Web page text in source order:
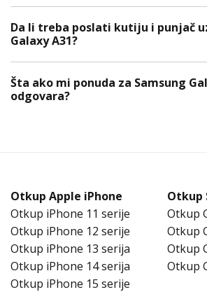
Da li treba poslati kutiju i punjač
Galaxy A31?
Šta ako mi ponuda za Samsung
odgovara?
Otkup Apple iPhone
Otkup iPhone 11 serije
Otkup iPhone 12 serije
Otkup iPhone 13 serija
Otkup iPhone 14 serija
Otkup iPhone 15 serije
Otkup
Otkup
Otkup
Otkup
Otkup